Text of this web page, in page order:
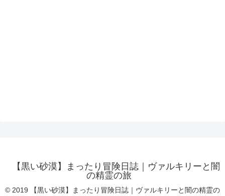
【黒い砂漠】まったり冒険日誌｜ヴァルキリーと闇
の精霊の旅
© 2019 【黒い砂漠】まったり冒険日誌｜ヴァルキリーと闇の精霊の